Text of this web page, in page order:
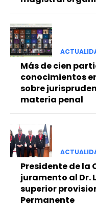
Más de cien
conocimientos
sobre
materia penal
Presidente de la
juramento al Dr.
superior
Permanente